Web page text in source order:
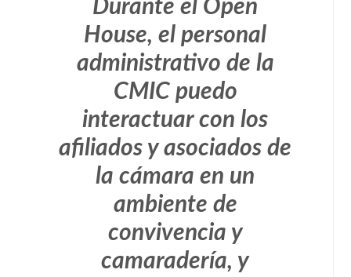
Durante el Open
House, el personal
administrativo de la
CMIC puedo
interactuar con los
afiliados y asociados de
la cámara en un
ambiente de
convivencia y
camaradería, y